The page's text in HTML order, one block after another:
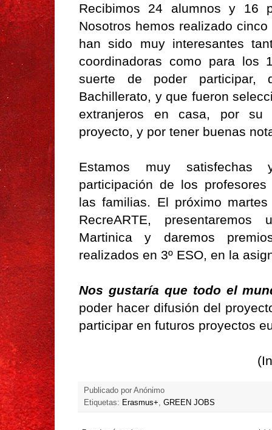
Recibimos 24 alumnos y 16
Nosotros hemos realizado
han sido muy interesantes
coordinadoras como para los
suerte de poder participar,
Bachillerato, y que fueron
extranjeros en casa, por su
proyecto, y por tener buenas
Estamos muy
participación de los
las familias. El próximo
RecreARTE,
Martinica y daremos
realizados en 3º ESO, en la
Nos gustaría que todo el
poder hacer difusión del
participar en futuros proyectos
Publicado por Anónimo
Etiquetas: Erasmus+ GREEN JOBS